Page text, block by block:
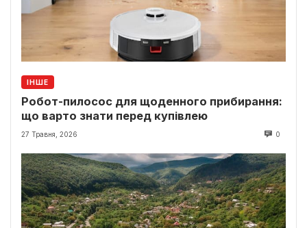
ІНШЕ
Робот-пилосос для щоденного прибирання:
що варто знати перед купівлею
27 Травня, 2026 0